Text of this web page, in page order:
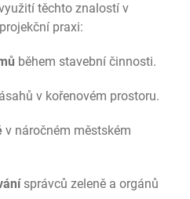
těchto znalostí v
praxi:
během stavební činnosti.
v kořenovém prostoru.
v náročném městském
správců zeleně a orgánů